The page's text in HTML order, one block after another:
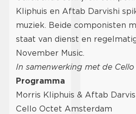
Kliphuis en Aftab Darvishi
muziek. Beide componisten
staat van dienst en
November Music.
In samenwerking met de Cello
Programma
Morris Kliphuis & Aftab
Cello Octet Amsterdam